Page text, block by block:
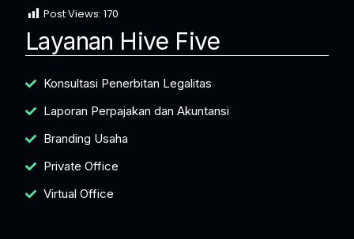
Post Views: 170
Layanan Hive Five
Konsultasi Penerbitan Legalitas
Laporan Perpajakan dan Akuntansi
Branding Usaha
Private Office
Virtual Office